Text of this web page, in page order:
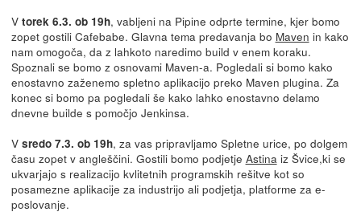
V torek 6.3. ob 19h, vabljeni na Pipine odprte termine, kjer bomo
zopet gostili Cafebabe. Glavna tema predavanja bo Maven in kako
nam omogoča, da z lahkoto naredimo build v enem koraku.
Spoznali se bomo z osnovami Maven-a. Pogledali si bomo kako
enostavno zaženemo spletno aplikacijo preko Maven plugina. Za
konec si bomo pa pogledali še kako lahko enostavno delamo
dnevne builde s pomočjo Jenkinsa.
V sredo 7.3. ob 19h, za vas pripravljamo Spletne urice, po dolgem
času zopet v angleščini. Gostili bomo podjetje Astinaiz Švice,ki se
ukvarjajo s realizacijo kvlitetnih programskih rešitve kot so
posamezne aplikacije za industrijo ali podjetja, platforme za e-
poslovanje.